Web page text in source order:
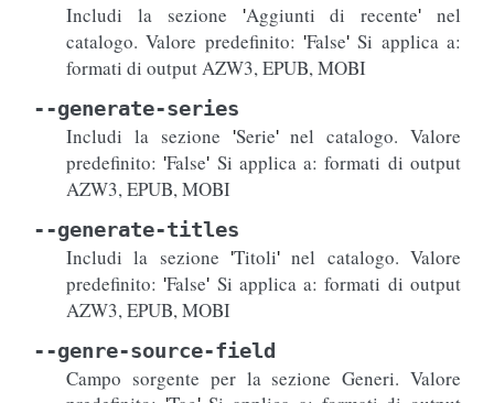
Includi la sezione 'Aggiunti di recente'
nel
catalogo. Valore predefinito: 'False' Si applica a:
formati di output AZW3, EPUB, MOBI
--generate-series
Includi la sezione 'Serie'nel catalogo. Valore
predefinito:'False' Si applica a: formati di output
AZW3, EPUB, MOBI
--generate-titles
Includi la sezione 'Titoli' nel catalogo. Valore
predefinito:'False' Si applica a: formati di output
AZW3, EPUB, MOBI
--genre-source-field
Campo sorgente per la sezione Generi. Valore